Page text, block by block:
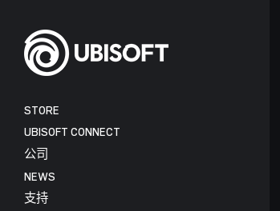
STORE
UBISOFT CONNECT
公司
NEWS
支持